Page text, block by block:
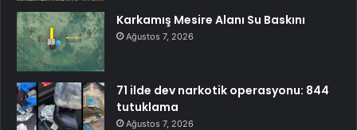
Karkamış Mesire Alanı Su Baskını
Ağustos 7, 2026
71 ilde dev narkotik operasyonu: 844
tutuklama
Ağustos 7, 2026